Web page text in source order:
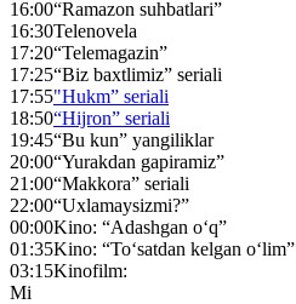
16:00“Ramazon suhbatlari”
16:30Telenovela
17:20“Telemagazin”
17:25“Biz baxtlimiz” seriali
17:55"Hukm” seriali
18:50“Hijron” seriali
19:45“Bu kun” yangiliklar
20:00“Yurakdan gapiramiz”
21:00“Makkora” seriali
22:00“Uxlamaysizmi?”
00:00Kino: “Adashgan o‘q”
01:35Kino: “To‘satdan kelgan o‘lim”
03:15Kinofilm:
Mi